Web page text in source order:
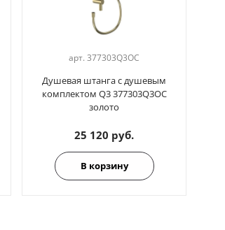
арт.377303Q3OC
Душевая штанга с душевым
комплектом Q3 377303Q3OC
золото
25 120 руб.
В корзину